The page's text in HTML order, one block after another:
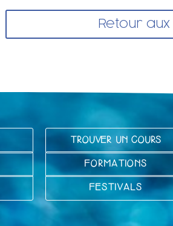
Retour
TROUVER UN COURS
FORMATIONS
FESTIVALS